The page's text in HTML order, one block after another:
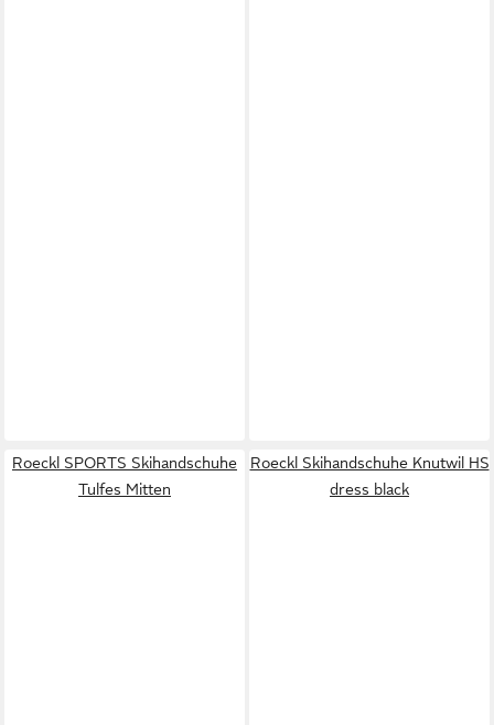
Roeckl SPORTS Skihandschuhe
Tulfes Mitten
Roeckl Skihandschuhe Knutwil HS
dress black